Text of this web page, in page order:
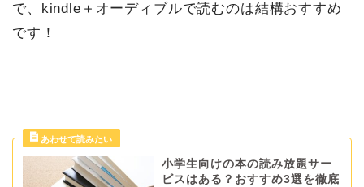
で、kindle＋オーディブルで読むのは結構おすすめ
です！
小学生向けの本の読み放題サー
ビスはある？おすすめ3選を徹底